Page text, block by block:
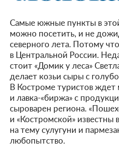
Самые южные пункты в
можно посетить, и не
северного лета. Потому
в Центральной России.
стоит «Домик у леса»
делает козьи сыры с
В Костроме туристов ждет
и лавка-«биржа» с
сыроварен региона.
и «Костромской» известны
на тему сулугуни и
любопытство.